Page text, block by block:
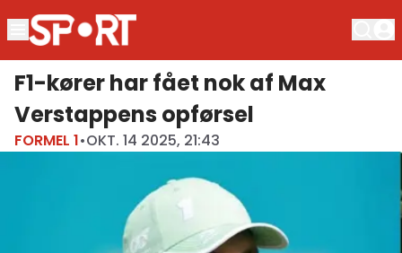
F1-kører har fået nok af Max
Verstappens opførsel
FORMEL 1•OKT. 14 2025, 21:43